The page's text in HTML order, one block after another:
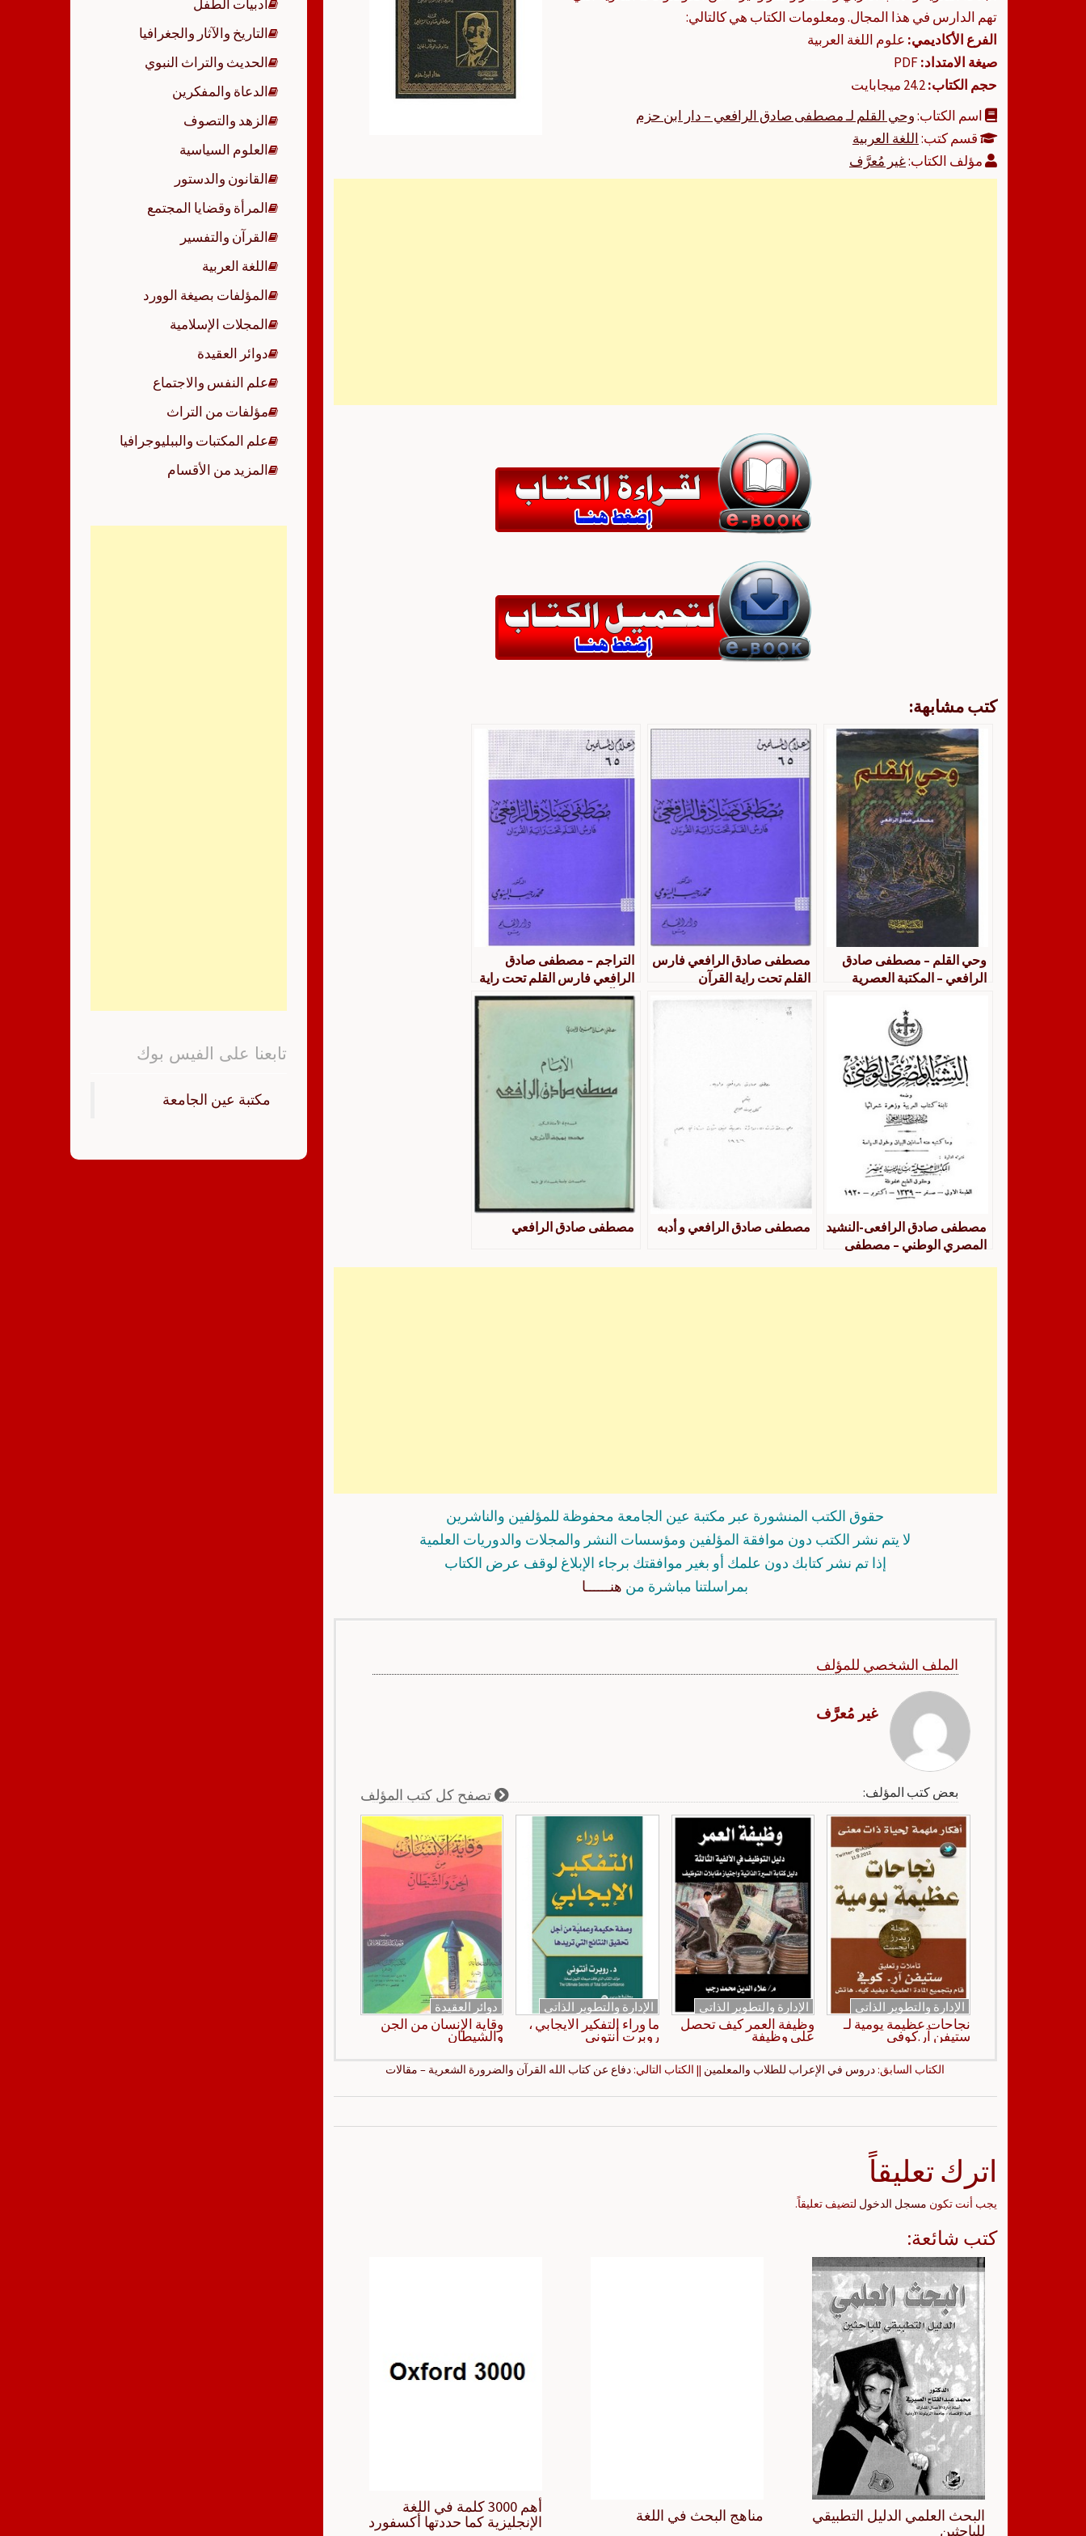
تهم الدارس في هذا المجال. ومعلومات الكتاب هي كالتالي:
الفرع الأكاديمي: علوم اللغة العربية
صيغة الامتداد:
حجم الكتاب:
اسم الكتاب:وحي القلم لـ مصطفى صادق الرافعي – دار ابن حزم
قسم كتب:اللغة العربية
مؤلف الكتاب:غير مُعرَّف
كتب مشابهة:
وحي القلم – مصطفى صادق
الرافعي – المكتبة العصرية
مصطفى صادق الرافعي فارس
القلم تحت راية القرآن
التراجم – مصطفى صادق
الرافعي فارس القلم تحت راية
القرآن
مصطفى صادق الرافعى-النشيد
المصري الوطني – مصطفى
مصطفى صادق الرافعي و أدبه مصطفى صادق الرافعي
حقوق الكتب المنشورة عبر مكتبة عين الجامعة محفوظة للمؤلفين والناشرين
لا يتم نشر الكتب دون موافقة المؤلفين ومؤسسات النشر والمجلات والدوريات العلمية
إذا تم نشر كتابك دون علمك أو بغير موافقتك برجاء الإبلاغ لوقف عرض الكتاب
بمراسلتنا مباشرة من هنــــــا
الملف الشخصي للمؤلف
غير مُعرَّف
بعض كتب المؤلف: تصفح كل كتب المؤلف
الإدارة والتطوير الذاتي
نجاحات عظيمة يومية لـ
ستيفن آر.كوفي
الإدارة والتطوير الذاتي
وظيفة العمر كيف تحصل
على وظيفة
الإدارة والتطوير الذاتي
ما وراء التفكير الايجابي ،
روبرت أنتوني
دوائر العقيدة
وقاية الإنسان من الجن
والشيطان
الكتاب السابق: دروس في الإعراب للطلاب والمعلمين || الكتاب التالي: دفاع عن كتاب الله القرآن والضرورة الشعرية – مقالات
اترك تعليقاً
يجب أنت تكون مسجل الدخول لتضيف تعليقاً.
كتب شائعة:
أهم 3000 كلمة في اللغة
الإنجليزية كما حددتها أكسفورد
مناهج البحث في اللغة
البحث العلمي الدليل التطبيقي
للباحثين
أدبيات الطفل
التاريخ والآثار والجغرافيا
الحديث والتراث النبوي
الدعاة والمفكرين
الزهد والتصوف
العلوم السياسية
القانون والدستور
المرأة وقضايا المجتمع
القرآن والتفسير
اللغة العربية
المؤلفات بصيغة الوورد
المجلات الإسلامية
دوائر العقيدة
علم النفس والاجتماع
مؤلفات من التراث
علم المكتبات والببليوجرافيا
المزيد من الأقسام
تابعنا على الفيس بوك
‏مكتبة عين الجامعة‏